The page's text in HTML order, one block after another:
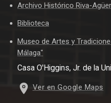
Archivo Histórico Riva-
Biblioteca
Museo de Artes y
Málaga"
Casa O'Higgins, Jr. de la
Ver en Google Maps